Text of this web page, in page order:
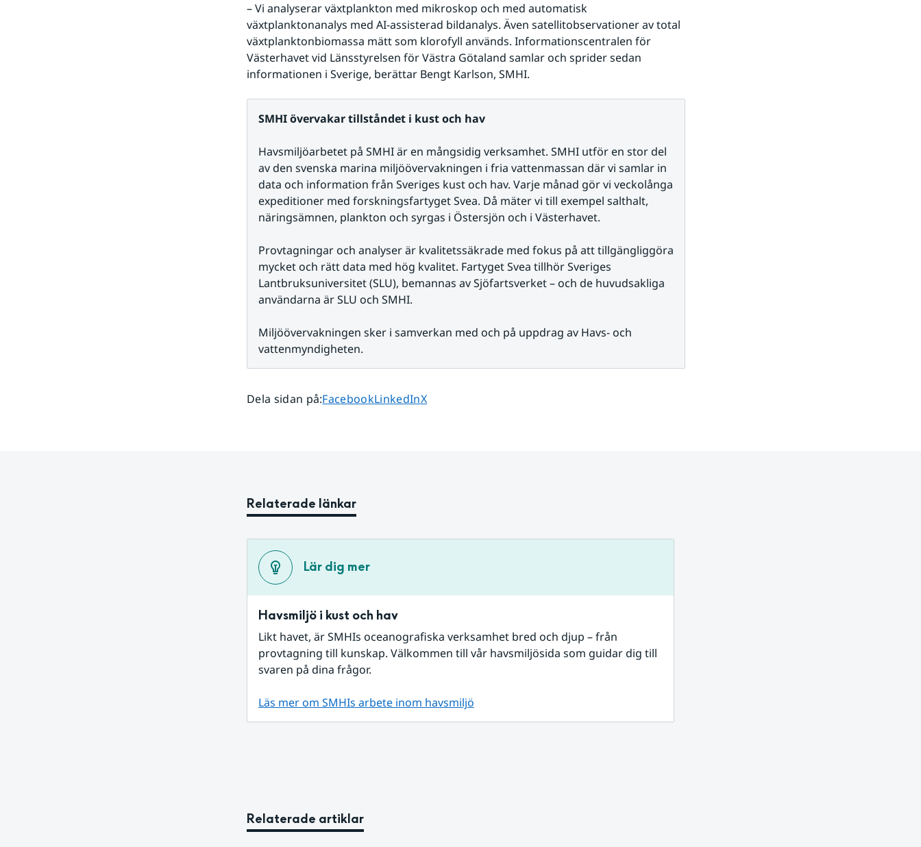
– Vi analyserar växtplankton med mikroskop och med automatisk
växtplanktonanalys med AI-assisterad bildanalys. Även satellitobservationer av total
växtplanktonbiomassa mätt som klorofyll används. Informationscentralen för
Västerhavet vid Länsstyrelsen för Västra Götaland samlar och sprider sedan
informationen i Sverige, berättar Bengt Karlson, SMHI.
SMHI övervakar tillståndet i kust och hav
Havsmiljöarbetet på SMHI är en mångsidig verksamhet. SMHI utför en stor del
av den svenska marina miljöövervakningen i fria vattenmassan där vi samlar in
data och information från Sveriges kust och hav. Varje månad gör vi veckolånga
expeditioner med forskningsfartyget Svea. Då mäter vi till exempel salthalt,
näringsämnen, plankton och syrgas i Östersjön och i Västerhavet.
Provtagningar och analyser är kvalitetssäkrade med fokus på att tillgängliggöra
mycket och rätt data med hög kvalitet. Fartyget Svea tillhör Sveriges
Lantbruksuniversitet (SLU), bemannas av Sjöfartsverket – och de huvudsakliga
användarna är SLU och SMHI.
Miljöövervakningen sker i samverkan med och på uppdrag av Havs- och
vattenmyndigheten.
Dela sidan på:Dela sidan på
FacebookDela sidan på
LinkedInDela sidan på
X
Relaterade länkar
Lär dig mer
Havsmiljö i kust och hav
Likt havet, är SMHIs oceanografiska verksamhet bred och djup – från
provtagning till kunskap. Välkommen till vår havsmiljösida som guidar dig till
svaren på dina frågor.
Läs mer om SMHIs arbete inom havsmiljö
Relaterade artiklar